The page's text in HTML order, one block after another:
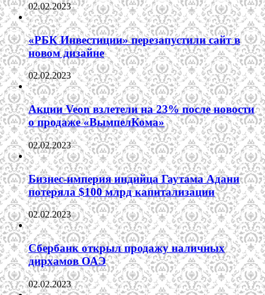
02.02.2023
«РБК Инвестиции» перезапустили сайт в
новом дизайне
02.02.2023
Акции Veon взлетели на 23% после новости
о продаже «ВымпелКома»
02.02.2023
Бизнес-империя индийца Гаутама Адани
потеряла $100 млрд капитализации
02.02.2023
Сбербанк открыл продажу наличных
дирхамов ОАЭ
02.02.2023